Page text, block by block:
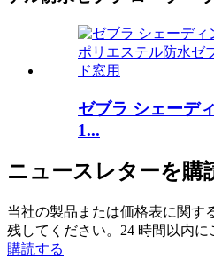
ゼブラ シェーデ
1...
ニュースレターを購
当社の製品または価格表に関す
残してください。24 時間以内に
購読する